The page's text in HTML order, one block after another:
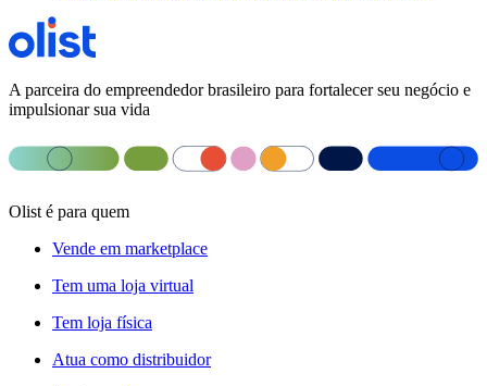
A parceira do empreendedor brasileiro para fortalecer seu negócio e
impulsionar sua vida
Olist é para quem
Vende em marketplace
Tem uma loja virtual
Tem loja física
Atua como distribuidor